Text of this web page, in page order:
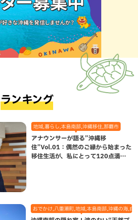
ランキング
地域,暮らし,本島南部,沖縄移住,那覇市
アナウンサーが語る”沖縄移
住”Vol.01：偶然のご縁から始まった
移住生活が、私にとって120点満点
おでかけ,八重瀬町,地域,本島南部,沖縄の海,自